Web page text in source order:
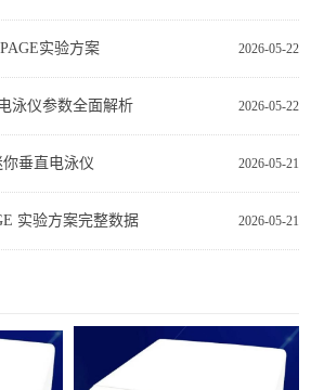
2026-05-22
实验方案
2026-05-22
泳仪参数全面解析
2026-05-21
你垂直电泳仪
2026-05-21
实验方案完整数据